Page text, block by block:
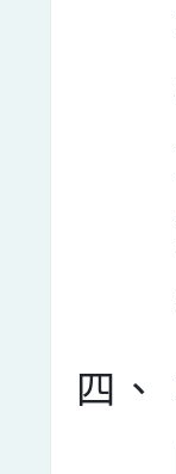
四、